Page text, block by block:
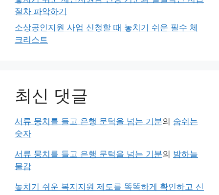
절차 파악하기
소상공인지원 사업 신청할 때 놓치기 쉬운 필수 체
크리스트
최신 댓글
서류 뭉치를 들고 은행 문턱을 넘는 기분의 숨쉬는
숫자
서류 뭉치를 들고 은행 문턱을 넘는 기분의 밤하늘
물감
놓치기 쉬운 복지지원 제도를 똑똑하게 확인하고 신